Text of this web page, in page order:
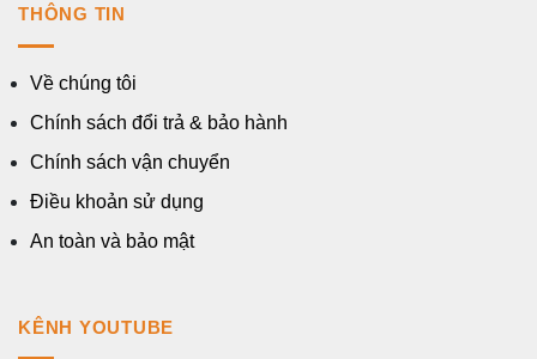
THÔNG TIN
Về chúng tôi
Chính sách đổi trả & bảo hành
Chính sách vận chuyển
Điều khoản sử dụng
An toàn và bảo mật
KÊNH YOUTUBE